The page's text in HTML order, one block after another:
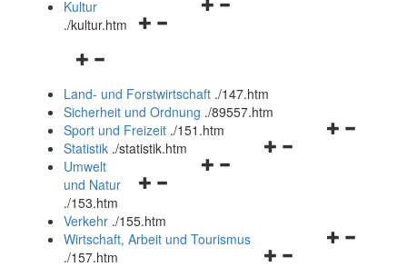
Navigationsmenü
Navigationsmenü
Kultur
./kultur.htm
Navigationsmenü
und
schließen
Land- und Forstwirtschaft ./147.htm
Sicherheit und Ordnung ./89557.htm
Navigationsmenü
Sport und Freizeit ./151.htm
Navigationsmenü
Statistik ./statistik.htm
Navigationsmenü
und
schließen
Umwelt
und Natur
./153.htm
Verkehr ./155.htm
Navigationsmenü
Wirtschaft, Arbeit und Tourismus
./157.htm